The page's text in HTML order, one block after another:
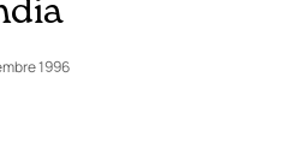
1996